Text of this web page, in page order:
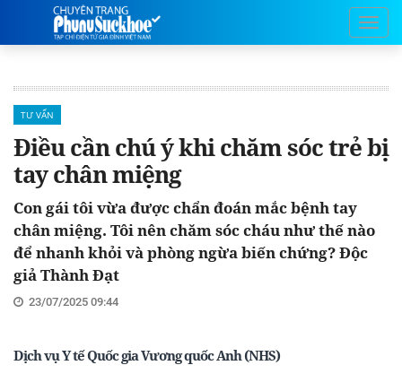
TƯ VẤN
Điều cần chú ý khi chăm sóc trẻ bị
tay chân miệng
Con gái tôi vừa được chẩn đoán mắc bệnh tay
chân miệng. Tôi nên chăm sóc cháu như thế nào
để nhanh khỏi và phòng ngừa biến chứng? Độc
giả Thành Đạt
23/07/2025 09:44
Dịch vụ Y tế Quốc gia Vương quốc Anh (NHS)